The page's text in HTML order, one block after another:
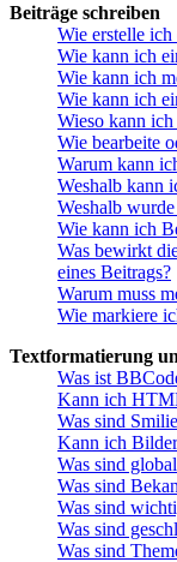
Beiträge schreiben
Wie erstelle
Wie kann ich
Wie kann ich
Wie kann ich
Wieso kann
Wie bearbeite
Warum kann
Weshalb kann
Weshalb
Wie kann ich
Was bewirkt
eines Beitrags?
Warum muss
Wie markiere
Textformatierung
Was ist
Kann ich
Was sind
Kann ich
Was sind
Was sind
Was sind
Was sind
Was sind